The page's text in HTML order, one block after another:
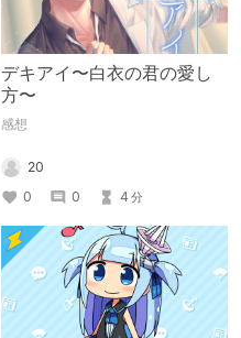
デキアイ〜白衣の君の愛し
方〜
感想
20
0
0 4 分